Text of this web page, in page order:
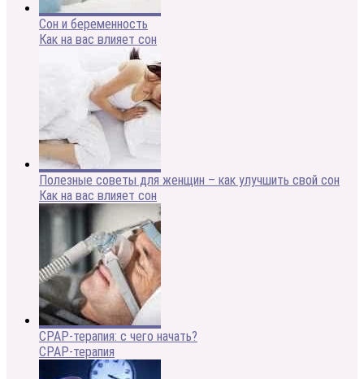
Сон и беременность
Как на вас влияет сон
Полезные советы для женщин – как улучшить свой сон
Как на вас влияет сон
CPAP-терапия: с чего начать?
CPAP-терапия